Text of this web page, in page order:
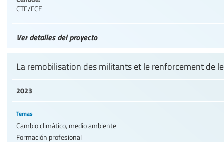
CTF/FCE
Ver detalles del proyecto
2023
La remobilisation des militants et le renforcement de
Temas
Cambio climático, medio ambiente
Formación profesional